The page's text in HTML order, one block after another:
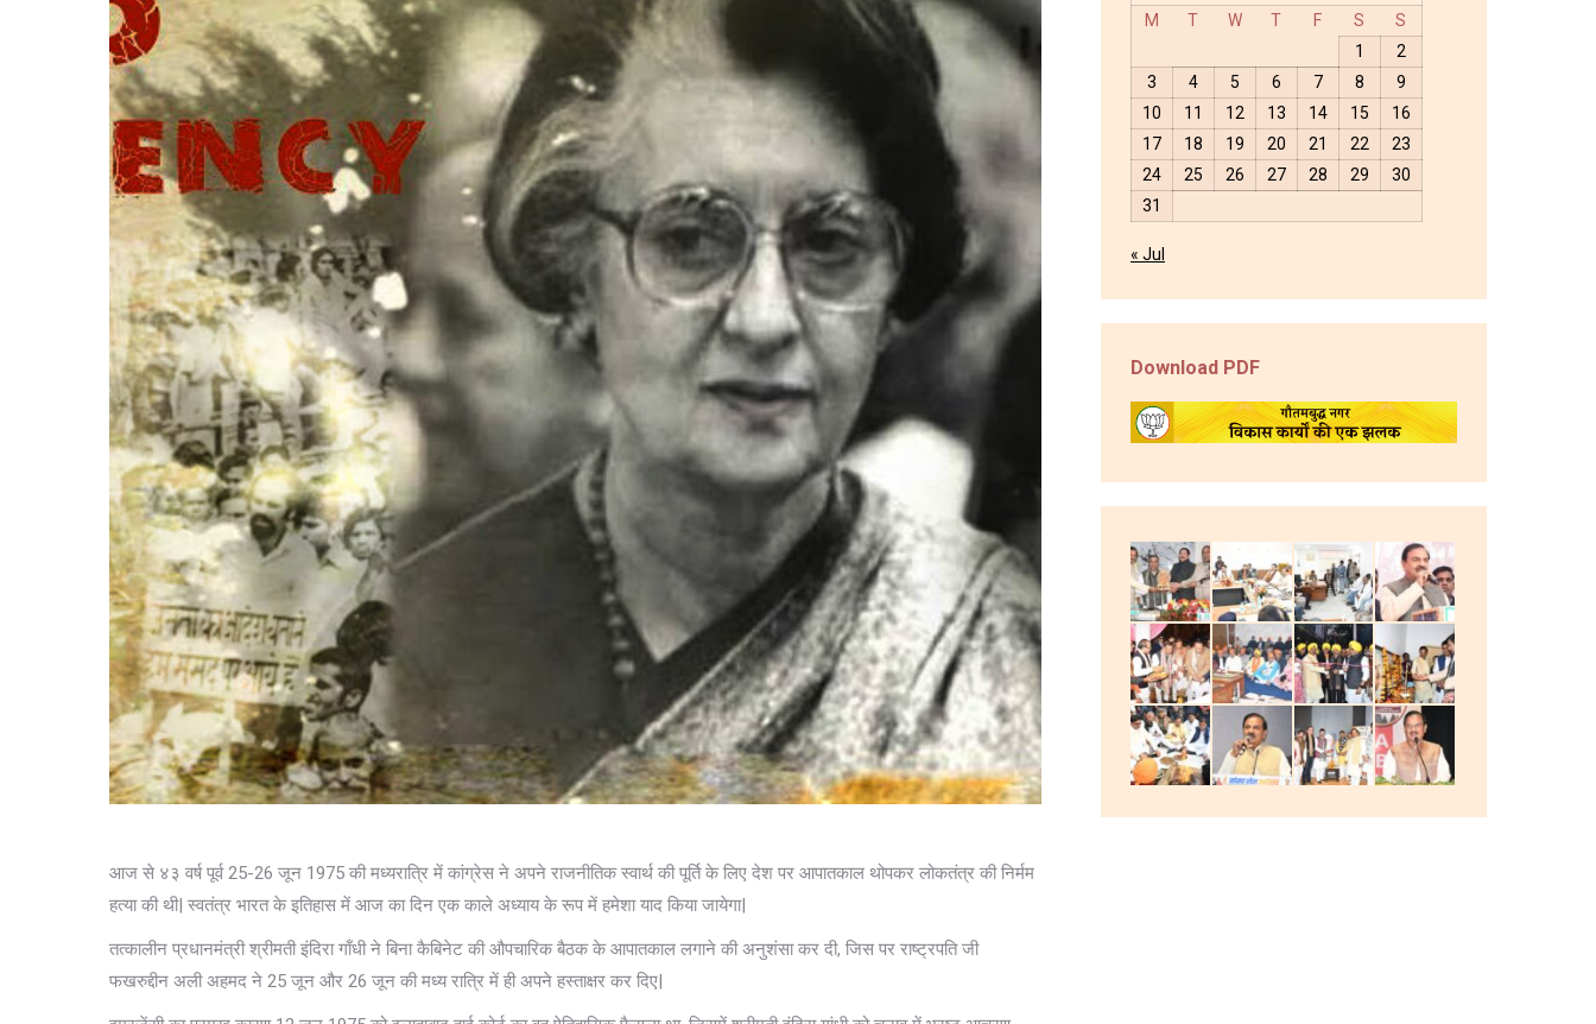
आज से ४३ वर्ष पूर्व 25-26 जून 1975 की मध्यरात्रि में कांग्रेस ने अपने राजनीतिक स्वार्थ की पूर्ति के लिए देश पर आपातकाल थोपकर लोकतंत्र की निर्मम
हत्या की थी| स्वतंत्र भारत के इतिहास में आज का दिन एक काले अध्याय के रूप में हमेशा याद किया जायेगा|
तत्कालीन प्रधानमंत्री श्रीमती इंदिरा गाँधी ने बिना कैबिनेट की औपचारिक बैठक के आपातकाल लगाने की अनुशंसा कर दी, जिस पर राष्ट्रपति जी
फखरुद्दीन अली अहमद ने 25 जून और 26 जून की मध्य रात्रि में ही अपने हस्ताक्षर कर दिए|
M
T W T F S
S
1
2
3
4 5 6 7 8
9
10
11 12 13 14 15
16
17
18 19 20 21 22
23
24
25 26 27 28 29
30
31
« Jul
Download PDF